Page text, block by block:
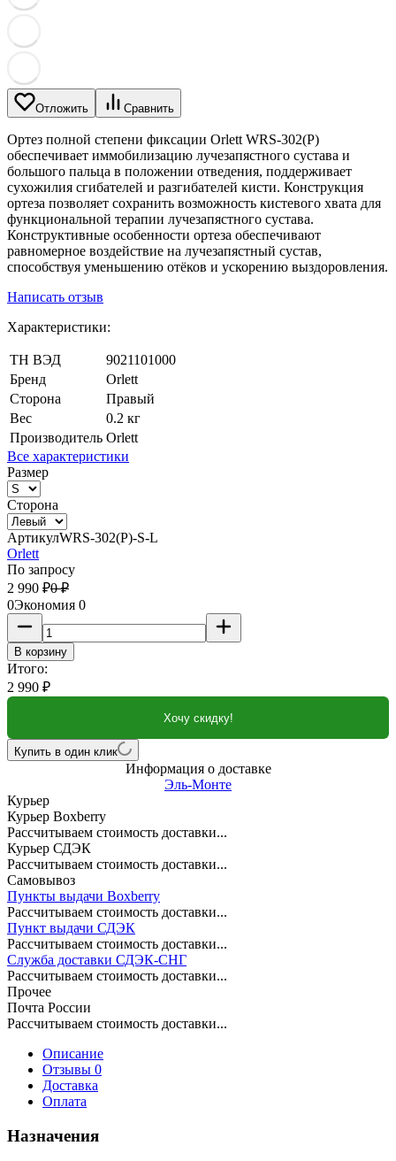
Отложить Сравнить
Ортез полной степени фиксации Orlett WRS-302(P)
обеспечивает иммобилизацию лучезапястного сустава и
большого пальца в положении отведения, поддерживает
сухожилия сгибателей и разгибателей кисти. Конструкция
ортеза позволяет сохранить возможность кистевого хвата для
функциональной терапии лучезапястного сустава.
Конструктивные особенности ортеза обеспечивают
равномерное воздействие на лучезапястный сустав,
способствуя уменьшению отёков и ускорению выздоровления.
Написать отзыв
Характеристики:
ТН ВЭД
9021101000
Бренд
Orlett
Сторона
Правый
Вес
0.2 кг
Производитель Orlett
Все характеристики
Размер
Сторона
АртикулWRS-302(P)-S-L
Orlett
По запросу
2 990 ₽0 ₽
0Экономия 0
В корзину
Итого:
2 990 ₽
Хочу скидку!
Купить в один клик
Информация о доставке
Эль-Монте
Курьер
Курьер Boxberry
Рассчитываем стоимость доставки...
Курьер СДЭК
Рассчитываем стоимость доставки...
Самовывоз
Пункты выдачи Boxberry
Рассчитываем стоимость доставки...
Пункт выдачи СДЭК
Рассчитываем стоимость доставки...
Служба доставки СДЭК-СНГ
Рассчитываем стоимость доставки...
Прочее
Почта России
Рассчитываем стоимость доставки...
Описание
Отзывы 0
Доставка
Оплата
Назначения